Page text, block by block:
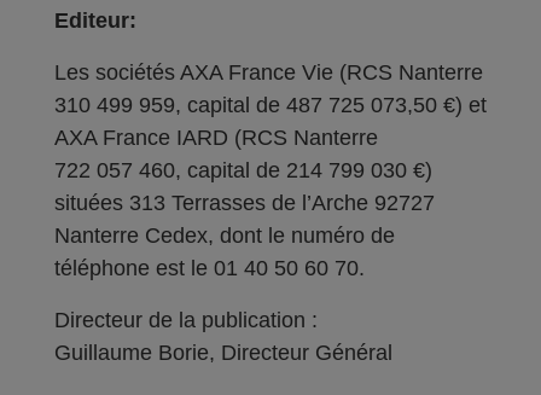
Editeur:
Les sociétés AXA France Vie (RCS Nanterre
310 499 959, capital de 487 725 073,50 €) et
AXA France IARD (RCS Nanterre
722 057 460, capital de 214 799 030 €)
situées 313 Terrasses de l’Arche 92727
Nanterre Cedex, dont le numéro de
téléphone est le 01 40 50 60 70.
Directeur de la publication :
Guillaume Borie, Directeur Général